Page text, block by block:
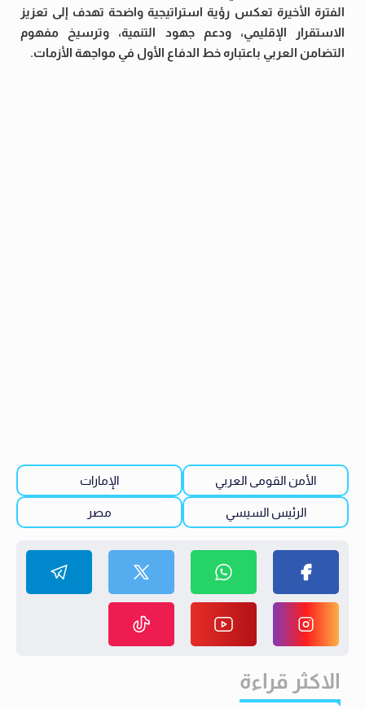
الفترة الأخيرة تعكس رؤية استراتيجية واضحة تهدف إلى تعزيز
الاستقرار الإقليمي، ودعم جهود التنمية، وترسيخ مفهوم
التضامن العربي باعتباره خط الدفاع الأول في مواجهة الأزمات.
الأمن القومى العربي الإمارات
الرئيس السيسي مصر
الاكثر قراءة